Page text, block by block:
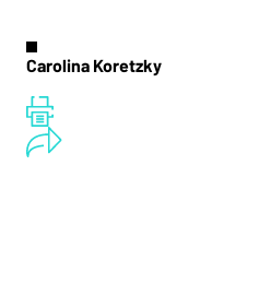
Carolina Koretzky